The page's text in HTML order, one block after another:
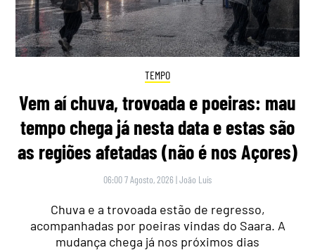
TEMPO
Vem aí chuva, trovoada e poeiras: mau
tempo chega já nesta data e estas são
as regiões afetadas (não é nos Açores)
06:00 7 Agosto, 2026 |João Luís
Chuva e a trovoada estão de regresso,
acompanhadas por poeiras vindas do Saara. A
mudança chega já nos próximos dias